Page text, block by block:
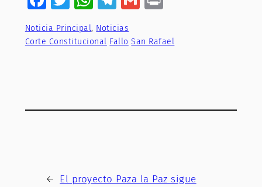
Noticia Principal, Noticias
Corte Constitucional Fallo San Rafael
← El proyecto Paza la Paz sigue